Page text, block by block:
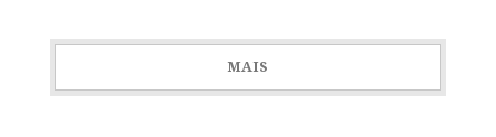
MAIS